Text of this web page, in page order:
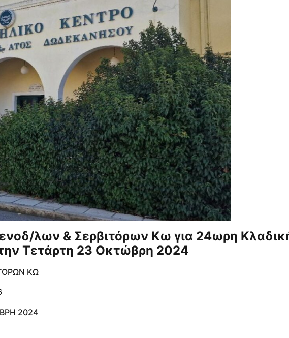
λων & Σερβιτόρων Κω για 24ωρη
Τετάρτη 23 Οκτώβρη 2024
ΚΩ
2024